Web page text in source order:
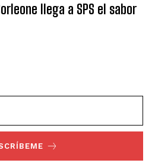
llega a SPS el sabor